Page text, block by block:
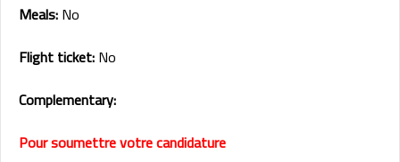
Meals:No
Flight ticket:No
Complementary:
Pour soumettre votre candidature